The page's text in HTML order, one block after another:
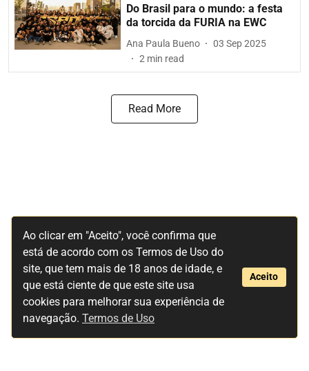
Ao clicar em "Aceito", você confirma que
está de acordo com os Termos de Uso do
site, que tem mais de 18 anos de idade, e
que está ciente de que este site usa
cookies para melhorar sua experiência de
navegação. Termos de Uso
Aceito
Do Brasil para o mundo: a festa
da torcida da FURIA na EWC
Ana Paula Bueno
03 Sep 2025
2 min read
Read More